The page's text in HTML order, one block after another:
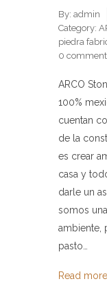
By: admin
Category:
piedra
0 comment
ARCO
100%
cuentan
de la
es crear
casa y
darle un
somos
ambiente,
pasto…
Read